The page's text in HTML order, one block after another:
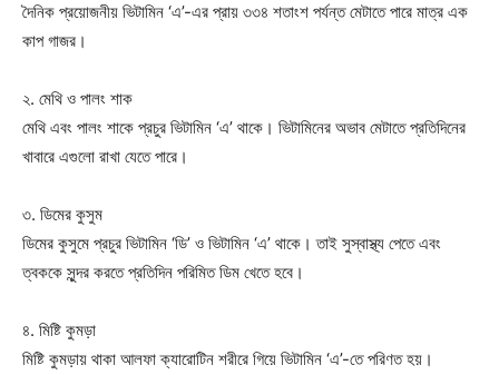
দৈনিক প্রয়োজনীয় ভিটামিন ‘এ’-এর প্রায় ৩৩৪ শতাংশ পর্যন্ত মেটাতে পারে মাত্র এক
কাপ গাজর।
২. মেথি ও পালং শাক
মেথি এবং পালং শাকে প্রচুর ভিটামিন ‘এ’ থাকে। ভিটামিনের অভাব মেটাতে প্রতিদিনের
খাবারে এগুলো রাখা যেতে পারে।
৩. ডিমের কুসুম
ডিমের কুসুমে প্রচুর ভিটামিন ‘ডি’ ও ভিটামিন ‘এ’ থাকে। তাই সুস্বাস্থ্য পেতে এবং
ত্বককে সুন্দর করতে প্রতিদিন পরিমিত ডিম খেতে হবে।
৪. মিষ্টি কুমড়া
মিষ্টি কুমড়ায় থাকা আলফা ক্যারোটিন শরীরে গিয়ে ভিটামিন ‘এ’-তে পরিণত হয়।